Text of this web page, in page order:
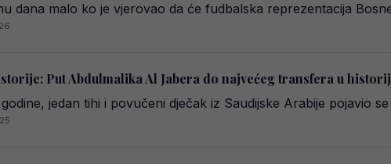
dana malo ko je vjerovao da će fudbalska reprezentacija
Put Abdulmalika Al Jabera do najvećeg transfera u
jedan tihi i povučeni dječak iz Saudijske Arabije pojavio